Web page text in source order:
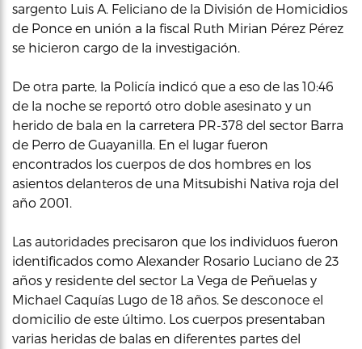
sargento Luis A. Feliciano de la División de Homicidios
de Ponce en unión a la fiscal Ruth Mirian Pérez Pérez
se hicieron cargo de la investigación.
De otra parte, la Policía indicó que a eso de las 10:46
de la noche se reportó otro doble asesinato y un
herido de bala en la carretera PR-378 del sector Barra
de Perro de Guayanilla. En el lugar fueron
encontrados los cuerpos de dos hombres en los
asientos delanteros de una Mitsubishi Nativa roja del
año 2001.
Las autoridades precisaron que los individuos fueron
identificados como Alexander Rosario Luciano de 23
años y residente del sector La Vega de Peñuelas y
Michael Caquías Lugo de 18 años. Se desconoce el
domicilio de este último. Los cuerpos presentaban
varias heridas de balas en diferentes partes del